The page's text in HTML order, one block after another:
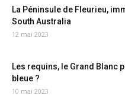
La Péninsule de Fleurieu,
South Australia
12 mai 2023
Les requins, le Grand Blanc
bleue ?
10 mai 2023